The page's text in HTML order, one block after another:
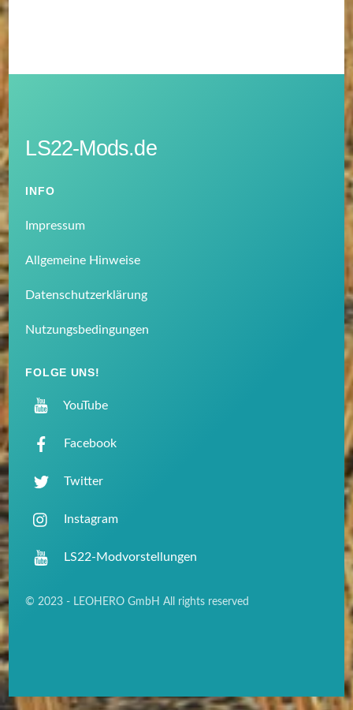
LS22-Mods.de
INFO
Impressum
Allgemeine Hinweise
Datenschutzerklärung
Nutzungsbedingungen
FOLGE UNS!
YouTube
Facebook
Twitter
Instagram
LS22-Modvorstellungen
© 2023 - LEOHERO GmbH All rights reserved